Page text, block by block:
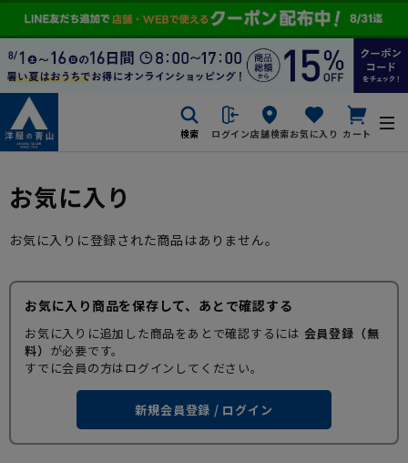
検索 ログイン店舗検索お気に入り カート
お気に入り
お気に入りに登録された商品はありません。
お気に入り商品を保存して、あとで確認する
お気に入りに追加した商品をあとで確認するには 会員登録（無
料） が必要です。
すでに会員の方はログインしてください。
新規会員登録 / ログイン